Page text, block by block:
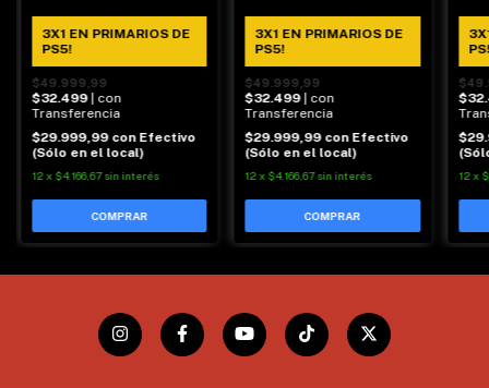
3X1 EN PRIMARIOS DE
PS5!
$49.999,99
$32.499 | con
Transferencia
$29.999,99 con Efectivo
(Sólo en el local)
12 x $4.166,67 sin interés
3X1 EN PRIMARIOS DE
PS5!
$49.999,99
$32.499 | con
Transferencia
$29.999,99 con Efectivo
(Sólo en el local)
12 x $4.166,67 sin interés 12 x